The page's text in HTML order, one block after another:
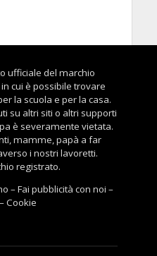
ufficiale del marchio
cui è possibile trovare
la scuola e per la casa.
su altri siti o altri supporti
è severamente vietata.
mamme, papà a far
i nostri lavoretti.
registrato.
–Fai pubblicità con noi –
Cookie